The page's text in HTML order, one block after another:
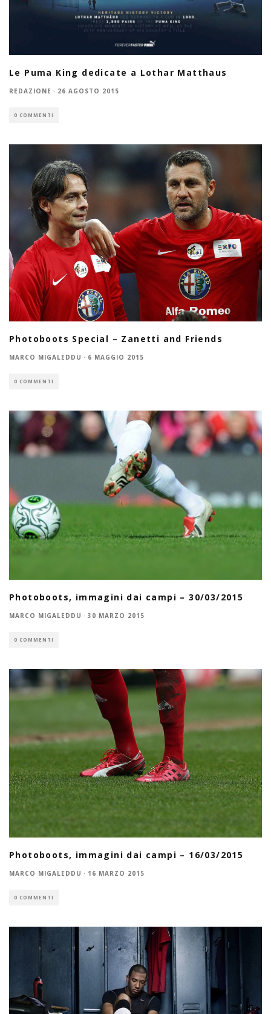
Le Puma King dedicate a Lothar Matthaus
REDAZIONE · 26 AGOSTO 2015
0 COMMENTI
Photoboots Special – Zanetti and Friends
MARCO MIGALEDDU · 6 MAGGIO 2015
0 COMMENTI
Photoboots, immagini dai campi – 30/03/2015
MARCO MIGALEDDU · 30 MARZO 2015
0 COMMENTI
Photoboots, immagini dai campi – 16/03/2015
MARCO MIGALEDDU · 16 MARZO 2015
0 COMMENTI